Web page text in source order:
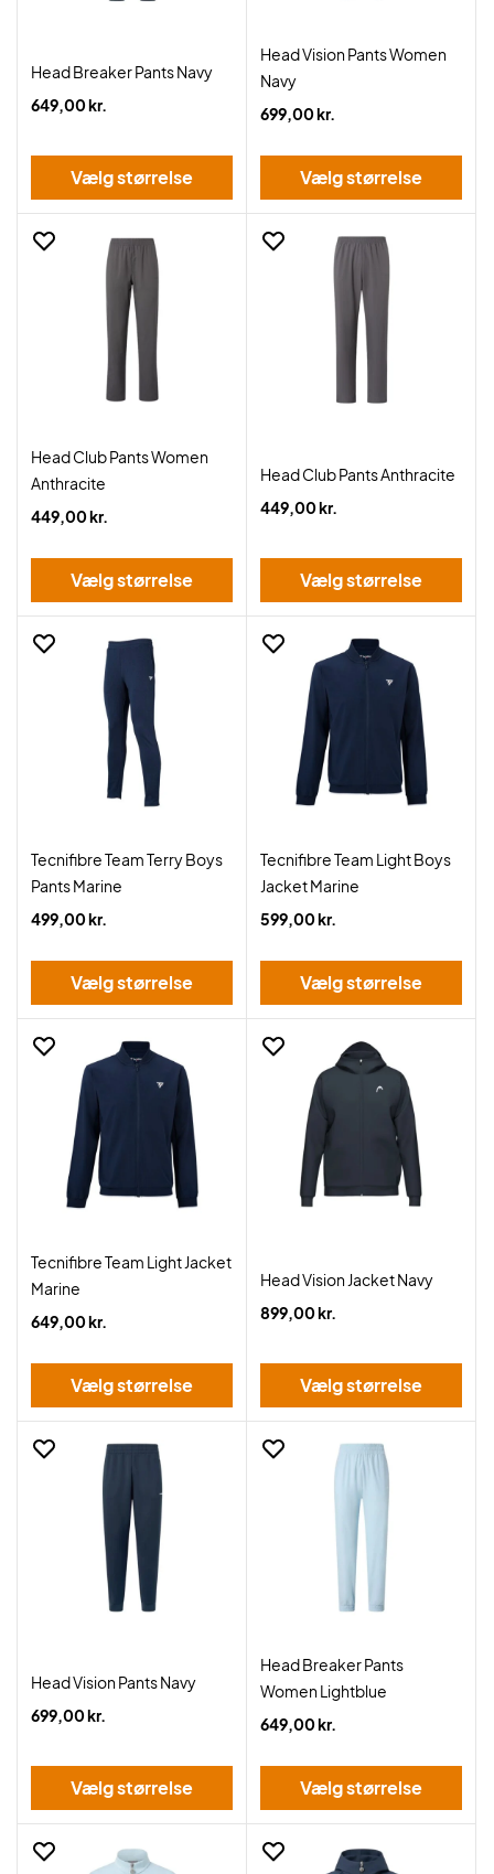
Head Breaker Pants Navy
649,00 kr.
Vælg størrelse
Head Vision Pants Women
Navy
699,00 kr.
Vælg størrelse
Head Club Pants Women
Anthracite
449,00 kr.
Vælg størrelse
Head Club Pants Anthracite
449,00 kr.
Vælg størrelse
Tecnifibre Team Terry Boys
Pants Marine
499,00 kr.
Vælg størrelse
Tecnifibre Team Light Boys
Jacket Marine
599,00 kr.
Vælg størrelse
Tecnifibre Team Light Jacket
Marine
649,00 kr.
Vælg størrelse
Head Vision Jacket Navy
899,00 kr.
Vælg størrelse
Head Vision Pants Navy
699,00 kr.
Vælg størrelse
Head Breaker Pants
Women Lightblue
649,00 kr.
Vælg størrelse